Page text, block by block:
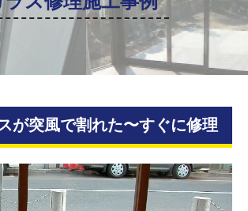
が突風で割れた〜すぐに修理